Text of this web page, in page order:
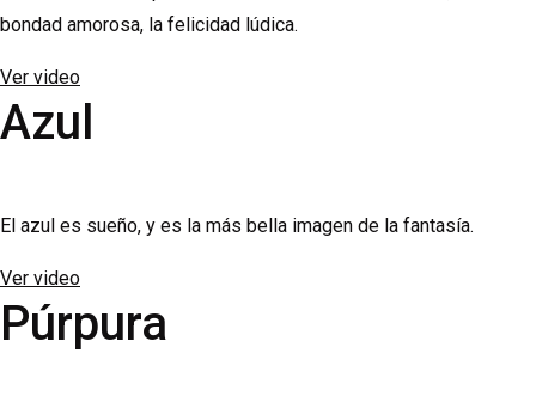
bondad amorosa, la felicidad lúdica.
Ver video
Azul
El azul es sueño, y es la más bella imagen de la fantasía.
Ver video
Púrpura